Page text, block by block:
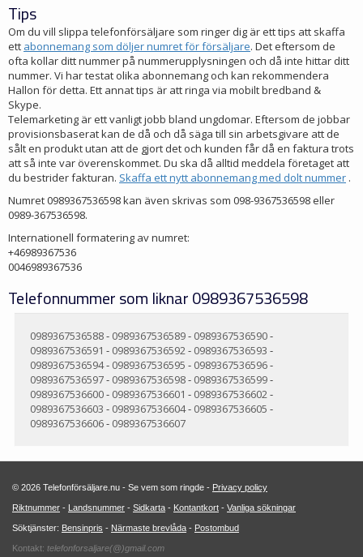
Tips
Om du vill slippa telefonförsäljare som ringer dig är ett tips att skaffa
ett abonnemang som döljer numret för försäljare. Det eftersom de
ofta kollar ditt nummer på nummerupplysningen och då inte hittar ditt
nummer. Vi har testat olika abonnemang och kan rekommendera
Hallon för detta. Ett annat tips är att ringa via mobilt bredband &
Skype.
Telemarketing är ett vanligt jobb bland ungdomar. Eftersom de jobbar
provisionsbaserat kan de då och då säga till sin arbetsgivare att de
sålt en produkt utan att de gjort det och kunden får då en faktura trots
att så inte var överenskommet. Du ska då alltid meddela företaget att
du bestrider fakturan. Skaffa ett nytt abonnemang med dolt nummer .
Numret 0989367536598 kan även skrivas som 098-9367536598 eller
0989-367536598.
Internationell formatering av numret:
+46989367536
0046989367536
Telefonnummer som liknar 0989367536598
0989367536588- 0989367536589- 0989367536590-
0989367536591 - 0989367536592- 0989367536593 -
0989367536594- 0989367536595 - 0989367536596-
0989367536597- 0989367536598- 0989367536599-
0989367536600- 0989367536601 - 0989367536602-
0989367536603 - 0989367536604- 0989367536605 -
0989367536606- 0989367536607
© 2026 Telefonförsäljare.nu - Se vem som ringde - Privacy policy
Riktnummer - Landsnummer - Sidkarta - Kontantkort - Vanliga sökningar
Söktjänster: Bensinpris - Närmaste brevlåda - Postombud
Kontakt: telefonforsaljare(@)gmail.com